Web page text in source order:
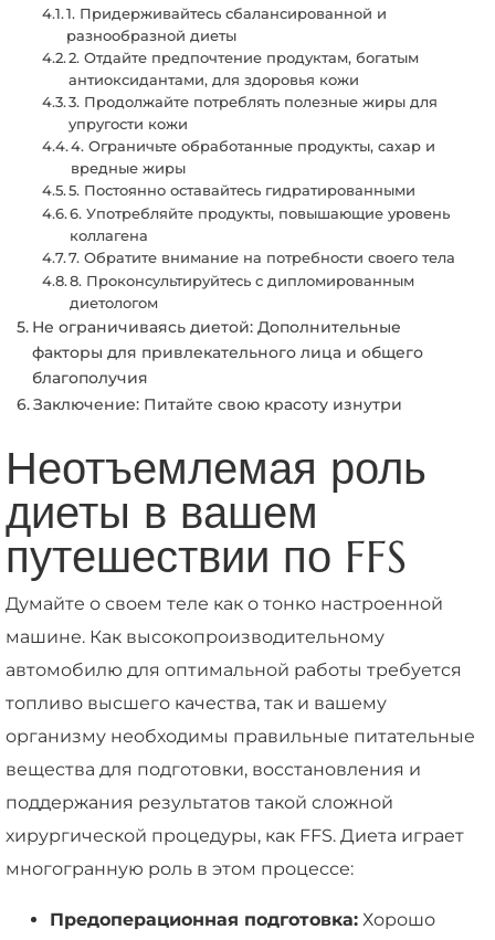
1. Придерживайтесь сбалансированной и
разнообразной диеты
2. Отдайте предпочтение продуктам, богатым
антиоксидантами, для здоровья кожи
3. Продолжайте потреблять полезные жиры для
упругости кожи
4. Ограничьте обработанные продукты, сахар и
вредные жиры
5. Постоянно оставайтесь гидратированными
6. Употребляйте продукты, повышающие уровень
коллагена
7. Обратите внимание на потребности своего тела
8. Проконсультируйтесь с дипломированным
диетологом
Не ограничиваясь диетой: Дополнительные
факторы для привлекательного лица и общего
благополучия
Заключение: Питайте свою красоту изнутри
Неотъемлемая роль
диеты в вашем
путешествии по FFS
Думайте о своем теле как о тонко настроенной
машине. Как высокопроизводительному
автомобилю для оптимальной работы требуется
топливо высшего качества, так и вашему
организму необходимы правильные питательные
вещества для подготовки, восстановления и
поддержания результатов такой сложной
хирургической процедуры, как FFS. Диета играет
многогранную роль в этом процессе:
Предоперационная подготовка: Хорошо